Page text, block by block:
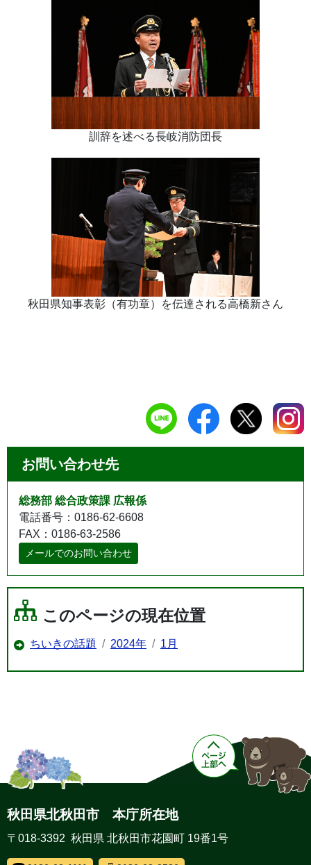
訓辞を述べる長岐消防団長
秋田県知事表彰（有功章）を伝達される高橋新さん
お問い合わせ先
総務部 総合政策課 広報係
電話番号：0186-62-6608
FAX：0186-63-2586
メールでのお問い合わせ
このページの現在位置
ちいきの話題 2024年 1月
秋田県北秋田市 本庁所在地
〒018-3392 秋田県 北秋田市花園町 19番1号